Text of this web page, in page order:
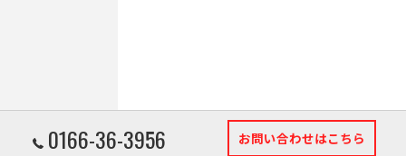
0166-36-3956 お問い合わせはこちら